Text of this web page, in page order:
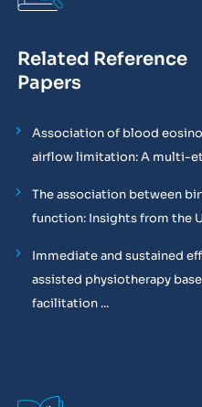
Related Reference
Papers
Association of blood
airflow limitation: A multi-
The association between
function: Insights from the
Immediate and sustained
assisted physiotherapy
facilitation ...